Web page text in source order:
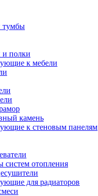
тумбы
и полки
к мебели
камень
к стеновым панелям
систем отопления
для радиаторов